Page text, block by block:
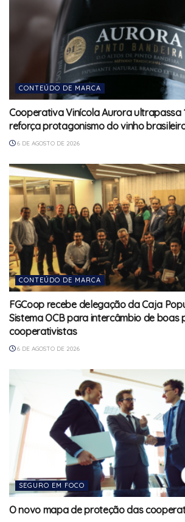
CONTEÚDO DE MARCA
Cooperativa Vinícola Aurora ultrapassa
reforça protagonismo do vinho
6 DE AGOSTO DE 2026
CONTEÚDO DE MARCA
FGCoop recebe delegação da Caja
Sistema OCB para intercâmbio de boas
cooperativistas
6 DE AGOSTO DE 2026
SEGURO EM FOCO
O novo mapa de proteção das